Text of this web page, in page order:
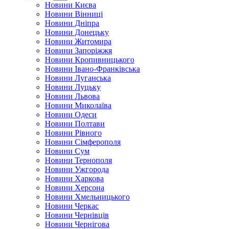
Новини Києва
Новини Вінниці
Новини Дніпра
Новини Донецьку
Новини Житомира
Новини Запоріжжя
Новини Кропивницького
Новини Івано-Франківська
Новини Луганська
Новини Луцьку
Новини Львова
Новини Миколаїва
Новини Одеси
Новини Полтави
Новини Рівного
Новини Сімферополя
Новини Сум
Новини Тернополя
Новини Ужгорода
Новини Харкова
Новини Херсона
Новини Хмельницького
Новини Черкас
Новини Чернівців
Новини Чернігова